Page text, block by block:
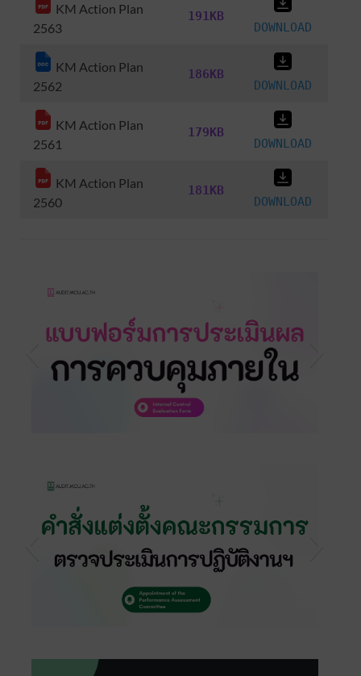
KM Action Plan
2563
191KB
DOWNLOAD
KM Action Plan
2562
186KB
DOWNLOAD
KM Action Plan
2561
179KB
DOWNLOAD
KM Action Plan
2560
181KB
DOWNLOAD